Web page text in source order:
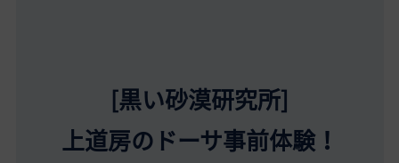
[黒い砂漠研究所]
上道房のドーサ事前体験！